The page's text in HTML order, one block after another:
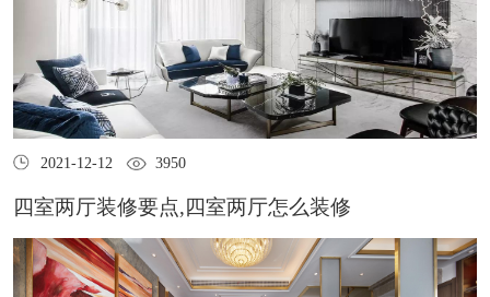
2021-12-12 3950
四室两厅装修要点,四室两厅怎么装修